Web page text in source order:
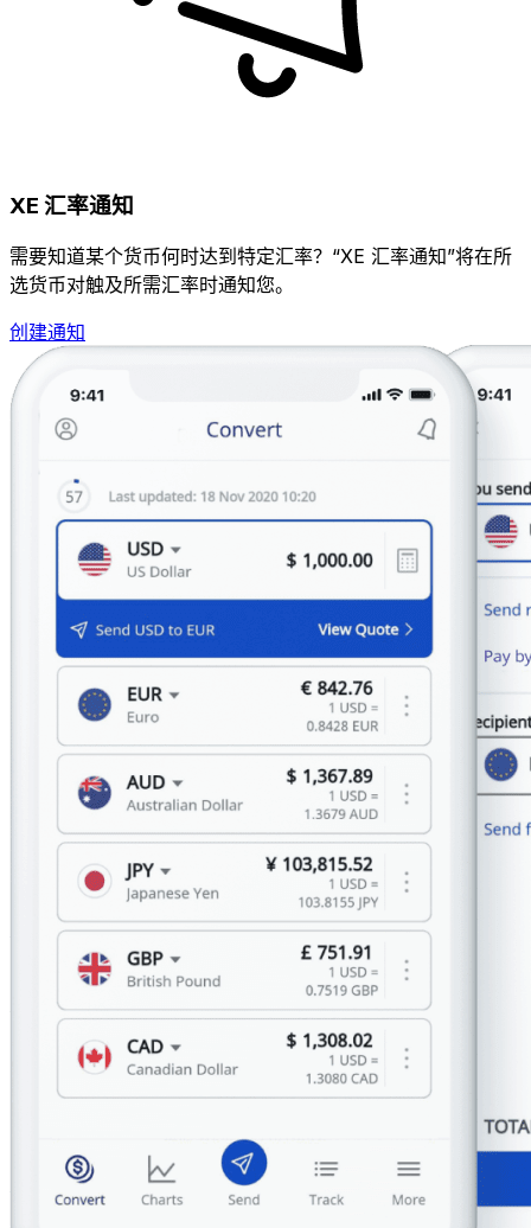
XE 汇率通知
需要知道某个货币何时达到特定汇率？“XE 汇率通知”将在所
选货币对触及所需汇率时通知您。
创建通知